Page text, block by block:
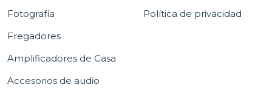
Fotografía
Fregadores
Amplificadores de Casa
Accesorios de audio
Política de privacidad